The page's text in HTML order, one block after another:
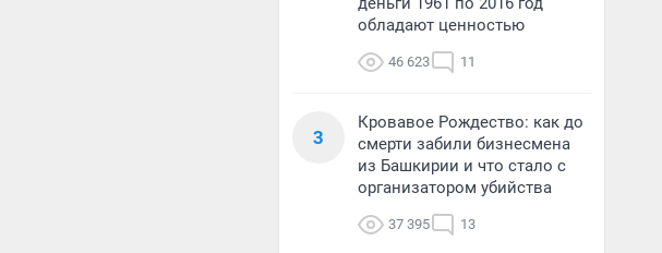
обладают ценностью
46 623 11
3
Кровавое Рождество: как до
смерти забили бизнесмена
из Башкирии и что стало с
организатором убийства
37 395 13